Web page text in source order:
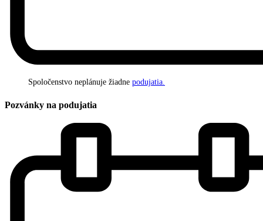
Spoločenstvo neplánuje žiadne podujatia.
Pozvánky na podujatia